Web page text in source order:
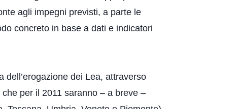
agli impegni previsti, a parte le
concreto in base a dati e indicatori
dei Lea, attraverso
per il 2011 saranno – a breve –